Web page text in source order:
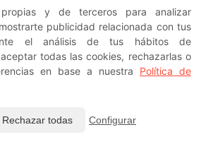
propias y de terceros para analizar
publicidad relacionada con tus
el análisis de tus hábitos de
todas las cookies, rechazarlas o
en base a nuestra Política de
Rechazar todas Configurar